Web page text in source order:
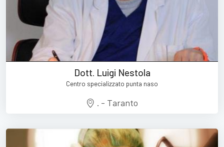
Dott. Luigi Nestola
Centro specializzato punta naso
. - Taranto